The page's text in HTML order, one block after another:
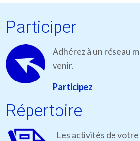
Participer
Adhérez à un réseau
venir.
Participez
Répertoire
Les activités de